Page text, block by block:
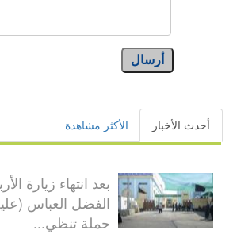
أرسال
أحدث الأخبار الأكثر مشاهدة
بعد انتهاء زيارة
الفضل العباس
حملة تنظي...